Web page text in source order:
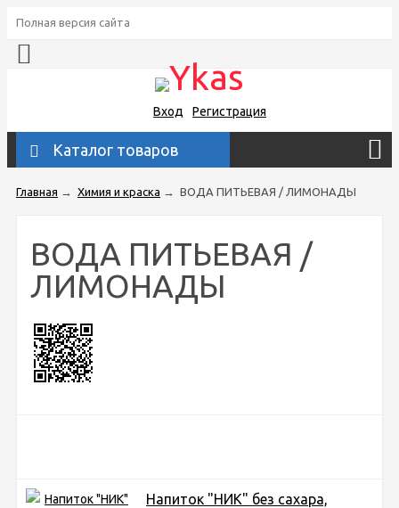
Полная версия сайта
Вход Регистрация
Каталог товаров
Главная → Химия и краска → ВОДА ПИТЬЕВАЯ / ЛИМОНАДЫ
ВОДА ПИТЬЕВАЯ /
ЛИМОНАДЫ
Напиток "НИК" без сахара,